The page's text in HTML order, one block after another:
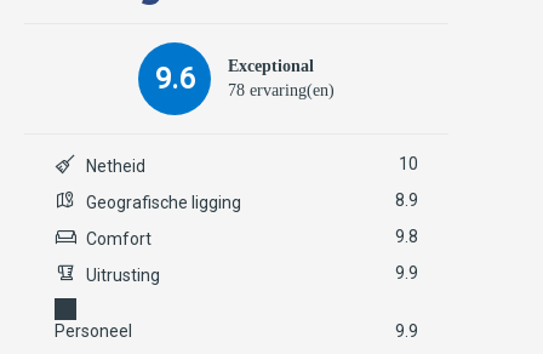
9.6
Exceptional
78 ervaring(en)
Netheid
10
Geografische ligging
8.9
Comfort
9.8
Uitrusting
9.9
Personeel
9.9